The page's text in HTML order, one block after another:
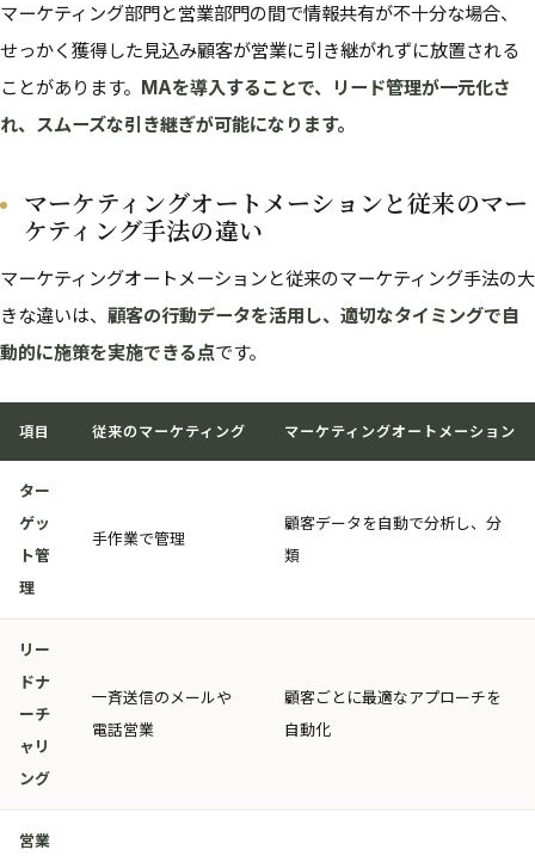
マーケティング部門と営業部門の間で情報共有が不十分な場合、
せっかく獲得した見込み顧客が営業に引き継がれずに放置される
ことがあります。 MAを導入することで、リード管理が一元化さ
れ、スムーズな引き継ぎが可能になります。
マーケティングオートメーションと従来のマー
ケティング手法の違い
マーケティングオートメーションと従来のマーケティング手法の大
きな違いは、 顧客の行動データを活用し、適切なタイミングで自
動的に施策を実施できる点です。
項目 従来のマーケティング マーケティングオートメーション
ター
ゲッ
ト管
理
手作業で管理
顧客データを自動で分析し、分
類
リー
ドナ
ーチ
ャリ
ング
一斉送信のメールや
電話営業
顧客ごとに最適なアプローチを
自動化
営業